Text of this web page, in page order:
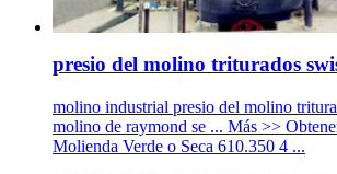
presio del molino triturados
molino industrial presio del molino
molino de raymond se ... Más >>
Molienda Verde o Seca 610.350 4 ...